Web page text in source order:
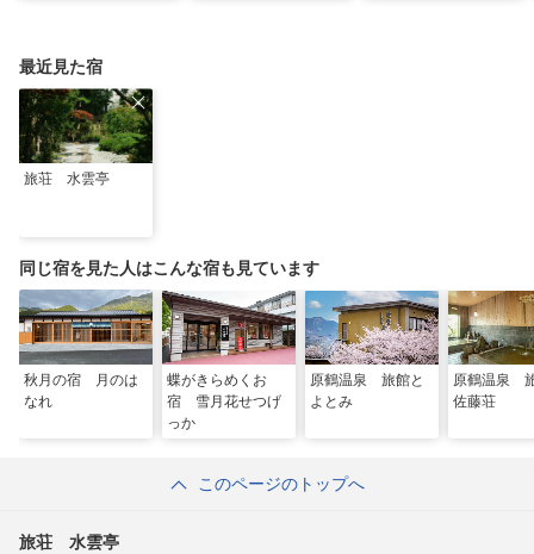
最近見た宿
旅荘 水雲亭
同じ宿を見た人はこんな宿も見ています
秋月の宿 月のは
なれ
蝶がきらめくお
宿 雪月花せつげ
っか
原鶴温泉 旅館と
よとみ
原鶴温泉
佐藤荘
このページのトップへ
旅荘 水雲亭